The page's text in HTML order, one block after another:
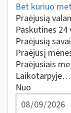
Bet kuriuo
Praėjusią
Paskutines 24
Praėjusią
Praėjusį
Praėjusiais
Laikotarpyje…
Nuo